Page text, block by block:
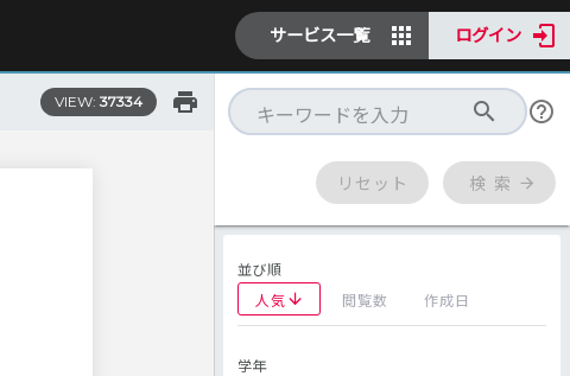
サービス一覧 ログイン
VIEW: 37334
リセット 検 索
並び順
人気
閲覧数 作成日
学年